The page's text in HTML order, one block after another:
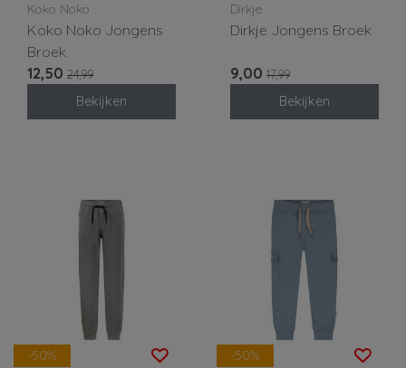
Koko Noko
Koko Noko Jongens
Broek
12,50 24,99
Bekijken
Dirkje
Dirkje Jongens Broek
9,00 17,99
Bekijken
-50% -50%